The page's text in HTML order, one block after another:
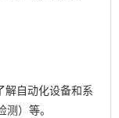
解自动化设备和系
）等。